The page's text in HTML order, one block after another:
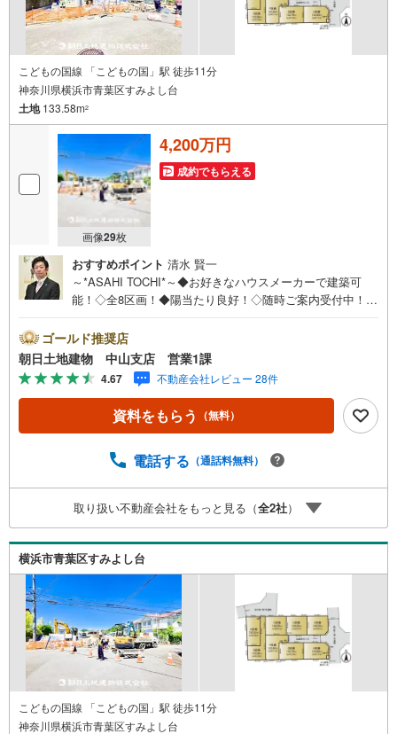
こどもの国線 「こどもの国」駅 徒歩11分
神奈川県横浜市青葉区すみよし台
土地133.58m2
画像29枚
4,200万円
成約でもらえる
おすすめポイント 清水 賢一
～*ASAHI TOCHI*～◆お好きなハウスメーカーで建築可
能！◇全8区画！◆陽当たり良好！◇随時ご案内受付中！◆
とりつぎ * * * *おかげさまで42周年を迎えることができま
した♪ご成約件数7万件達成!!☆当日のご見学も対応可能で
す！☆JR横浜線「中山」駅徒歩1分！☆ご予約は『朝日土
地建物中山店』まで！朝日土地建物グループは地域密着を
合言葉に全13店舗でその地域No.1を目指しております。広
告掲載していない物件も多数ございます。色々廻ったけど
替えってどうするの・・？etc.まずは何でもお気軽にご相
す！お問い合わせをお待ちしております!!
ゴールド推奨店
朝日土地建物 中山支店 営業1課
4.67 不動産会社レビュー 28件
資料をもらう （無料）
電話する （通話料無料）
取り扱い不動産会社をもっと見る（全2社）
横浜市青葉区すみよし台
こどもの国線 「こどもの国」駅 徒歩11分
神奈川県横浜市青葉区すみよし台